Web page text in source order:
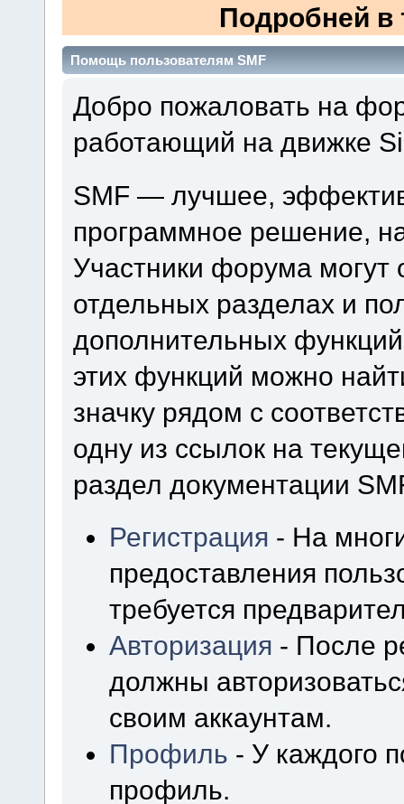
Подробней
Помощь пользователям SMF
Добро пожаловать на
работающий на движке
SMF — лучшее,
программное решение,
Участники форума
отдельных разделах и
дополнительных
этих функций можно
значку рядом с
одну из ссылок на
раздел документации
Регистрация - На
предоставления
требуется
Авторизация - После
должны
своим аккаунтам.
Профиль - У каждого
профиль.